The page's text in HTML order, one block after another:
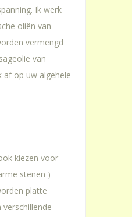
Ik werk
oliën van
vermengd
van
af op uw algehele
kiezen voor
stenen )
platte
verschillende